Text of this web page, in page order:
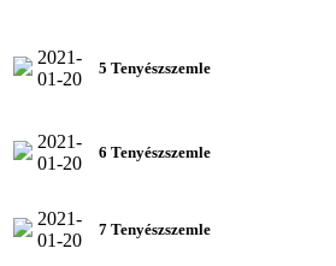
2021-
01-20
5 Tenyészszemle
2021-
01-20
6 Tenyészszemle
2021-
01-20
7 Tenyészszemle